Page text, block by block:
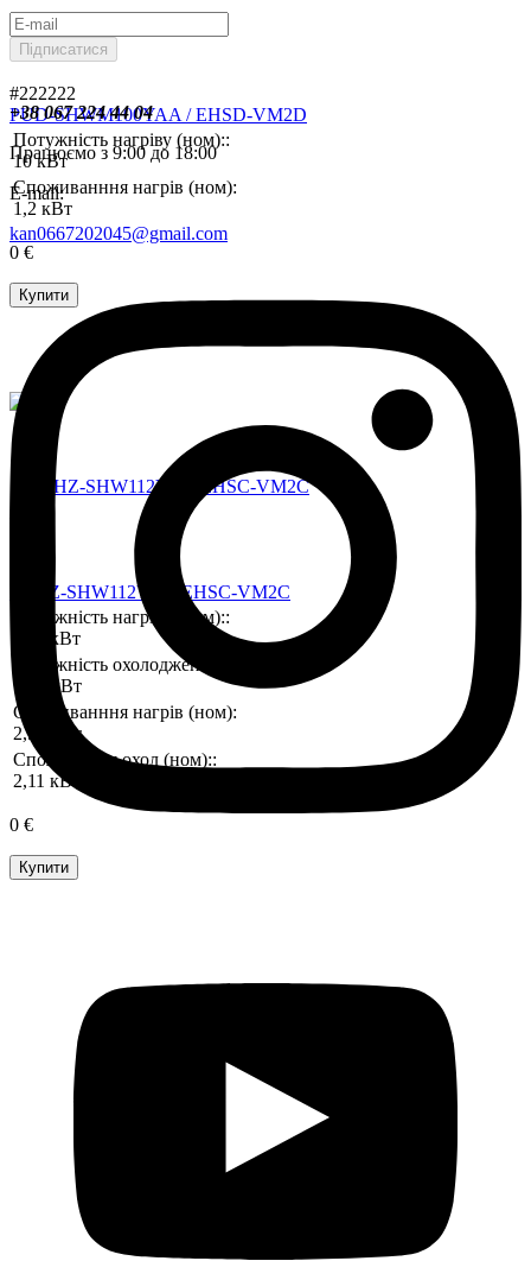
#222222
PUD-SHWM100YAA / EHSD-VM2D
Потужність нагріву (ном)::
10 кВт
Споживанння нагрів (ном):
1,2 кВт
0 €
Купити
PUHZ-SHW112YAA/EHSC-VM2C
Потужність нагріву (ном)::
11,2 кВт
Потужність охолодження (ном)::
10,0 кВт
Споживанння нагрів (ном):
2,51 кВт
Споживання охол (ном)::
2,11 кВт
0 €
Купити
Підписатися
+38 067 224 44 04
Працюємо з 9:00 до 18:00
E-mail:
kan0667202045@gmail.com